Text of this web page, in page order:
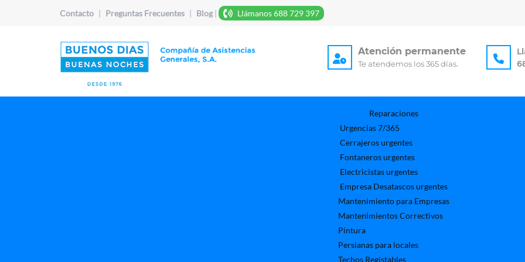
Contacto | Preguntas Frecuentes | Blog| Llámanos 688 729 397
Atención permanente
Te atendemos los 365 días.
Reparaciones
Urgencias 7/365
Cerrajeros urgentes
Fontaneros urgentes
Electricistas urgentes
Empresa Desatascos urgentes
Mantenimiento para Empresas​
Mantenimientos Correctivos
Pintura
Persianas para locales
Techos Registables